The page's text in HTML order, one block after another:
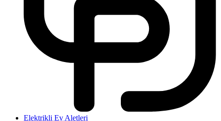
Elektrikli Ev Aletleri